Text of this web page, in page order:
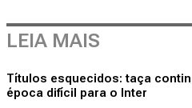
LEIA MAIS
Títulos esquecidos: taça
época difícil para o Inter